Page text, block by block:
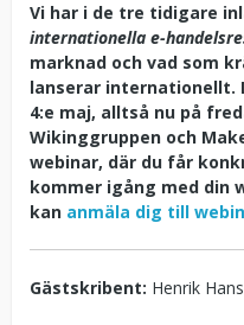
Vi har i de tre tidigare
internationella e-
marknad och vad som
lanserar internationellt.
4:e maj, alltså nu på
Wikinggruppen och
webinar, där du får
kommer igång med din
kan anmäla dig till
Gästskribent: Henrik